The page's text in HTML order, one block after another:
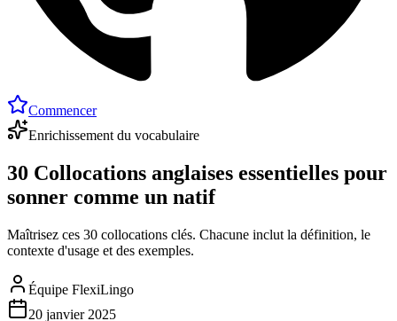
Commencer
Enrichissement du vocabulaire
30 Collocations anglaises essentielles pour
sonner comme un natif
Maîtrisez ces 30 collocations clés. Chacune inclut la définition, le
contexte d'usage et des exemples.
Équipe FlexiLingo
20 janvier 2025